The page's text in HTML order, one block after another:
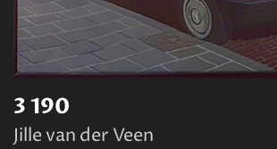
3 190
Jille van der Veen